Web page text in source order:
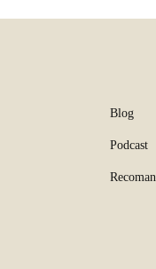
Blog
Podcast